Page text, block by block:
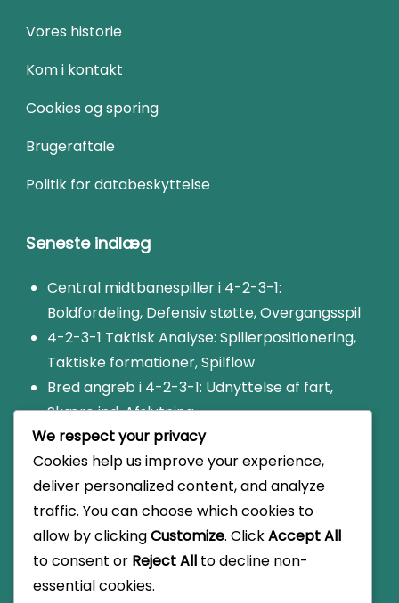
Vores historie
Kom i kontakt
Cookies og sporing
Brugeraftale
Politik for databeskyttelse
Seneste indlæg
Central midtbanespiller i 4-2-3-1:
Boldfordeling, Defensiv støtte, Overgangsspil
4-2-3-1 Taktisk Analyse: Spillerpositionering,
Taktiske formationer, Spilflow
Bred angreb i 4-2-3-1: Udnyttelse af fart,
Skære ind, Afslutning
4-2-3-1 Taktisk Analyse: Gennemgang af
nøglespil, Taktiske beslutninger, Kampens
indflydelse
4-2-3-1 formation: Angrebsovergange,
Defensiv stabilitet, Breddehåndtering
We respect your privacy
Cookies help us improve your experience,
deliver personalized content, and analyze
traffic. You can choose which cookies to
allow by clickingCustomize. ClickAccept All
to consent or Reject All to decline non-
essential cookies.